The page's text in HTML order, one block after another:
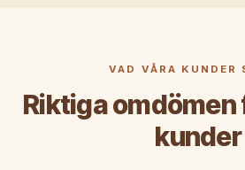
VAD VÅRA KUNDER
Riktiga
kunder